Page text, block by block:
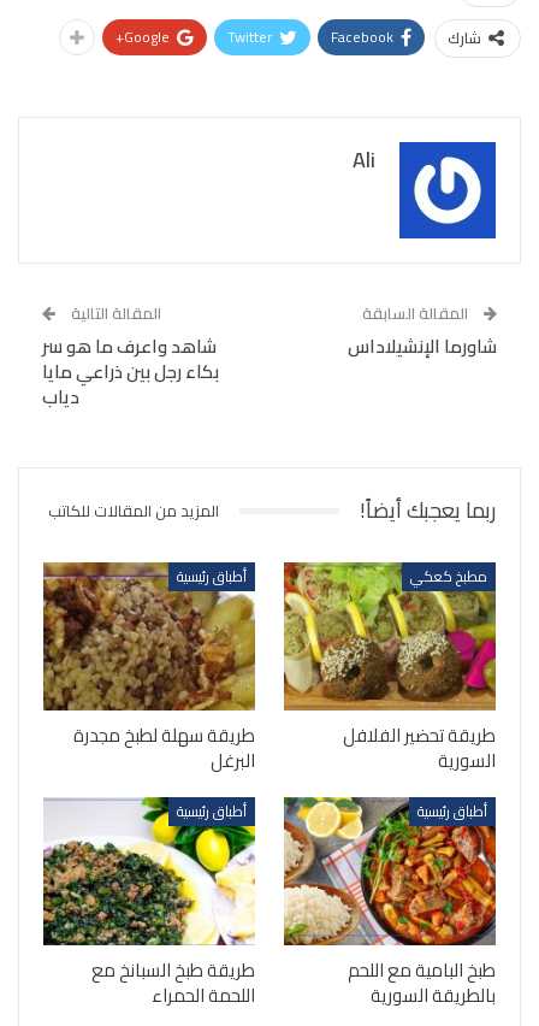
شارك Facebook
Twitter
Google+
Ali
المقالة السابقة
شاورما الإنشيلاداس
المقالة التالية
شاهد واعرف ما هو سر
بكاء رجل بين ذراعي مايا
دياب
ربما يعجبك أيضاً! المزيد من المقالات للكاتب
مطبخ كعكي
طريقة تحضير الفلافل
السورية
أطباق رئيسية
طريقة سهلة لطبخ مجدرة
البرغل
أطباق رئيسية
طبخ البامية مع اللحم
بالطريقة السورية
أطباق رئيسية
طريقة طبخ السبانخ مع
اللحمة الحمراء